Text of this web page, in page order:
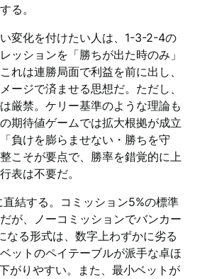
る。
変化を付けたい人は、1-3-2-4の
ッションを「勝ちが出た時のみ」
れは連勝局面で利益を前に出し、
ージで済ませる思想だ。ただし、
は厳禁。ケリー基準のような理論も
期待値ゲームでは拡大根拠が成立
負けを膨らませない・勝ちを守
こそが要点で、勝率を錯覚的に上
表は不要だ。
結する。コミッション5%の標準
が、ノーコミッションでバンカー
なる形式は、数字上わずかに劣る
ットのペイテーブルが派手な卓ほ
がりやすい。また、最小ベットが